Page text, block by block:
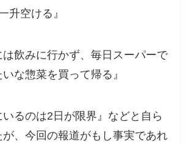
升空ける』
は飲みに行かず、毎日スーパーで
な惣菜を買って帰る』
いるのは2日が限界』などと自ら
、今回の報道がもし事実であれ